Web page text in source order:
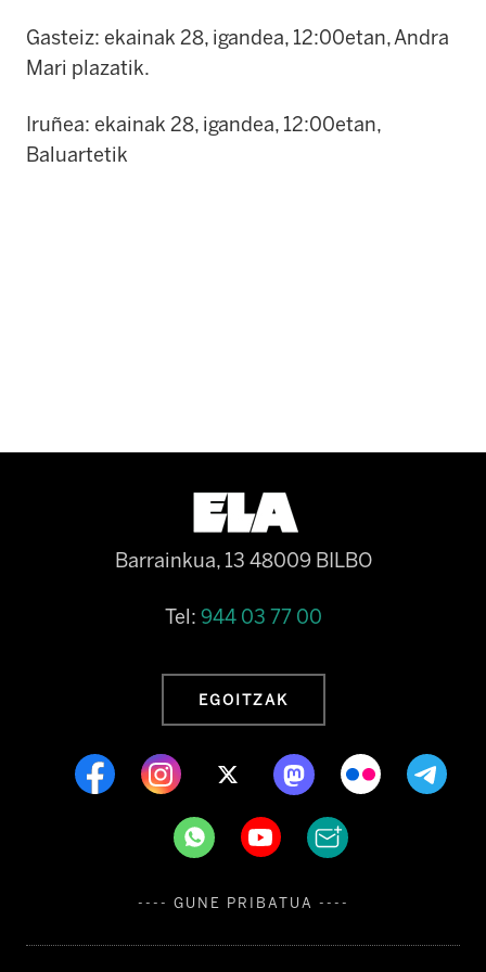
Gasteiz: ekainak 28, igandea, 12:00etan, Andra
Mari plazatik.
Iruñea: ekainak 28, igandea, 12:00etan,
Baluartetik
Barrainkua, 13 48009 BILBO
Tel: 944 03 77 00
EGOITZAK
---- GUNE PRIBATUA ----